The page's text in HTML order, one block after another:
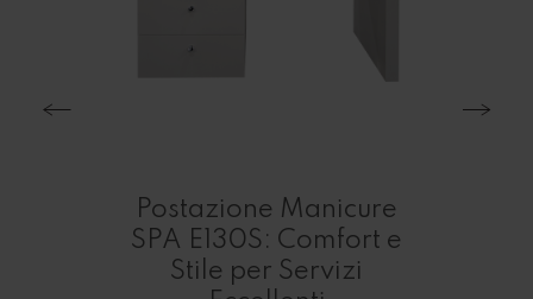
Postazione Manicure
SPA E130S: Comfort e
Stile per Servizi